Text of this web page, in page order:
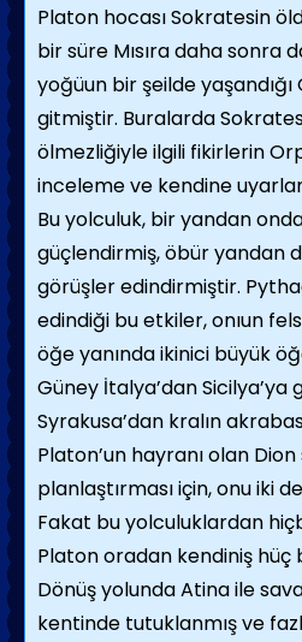
Platon hocası Sokratesin
bir süre Mısıra daha sonra
yoğüun bir şeilde
gitmiştir. Buralarda
ölmezliğiyle ilgili fikirlerin
inceleme ve kendine
Bu yolculuk, bir yandan
güçlendirmiş, öbür yandan
görüşler edindirmiştir.
edindiği bu etkiler, onıun
öğe yanında ikinici büyük
Güney İtalya’dan Sicilya’ya
Syrakusa’dan kralın
Platon’un hayranı olan
planlaştırması için, onu iki
Fakat bu yolculuklardan
Platon oradan kendiniş hüç
Dönüş yolunda Atina ile
kentinde tutuklanmış ve